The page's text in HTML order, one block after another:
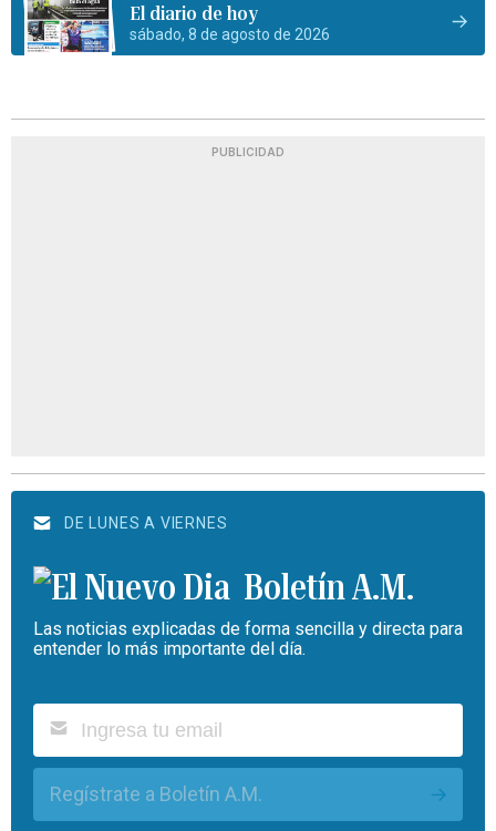
El diario de hoy
sábado, 8 de agosto de 2026
PUBLICIDAD
DE LUNES A VIERNES
Boletín A.M.
Las noticias explicadas de forma sencilla y directa para
entender lo más importante del día.
Regístrate a Boletín A.M.